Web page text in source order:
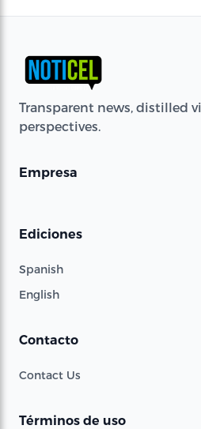
Transparent news, distilled
perspectives.
Empresa
Ediciones
Spanish
English
Contacto
Contact Us
Términos de uso